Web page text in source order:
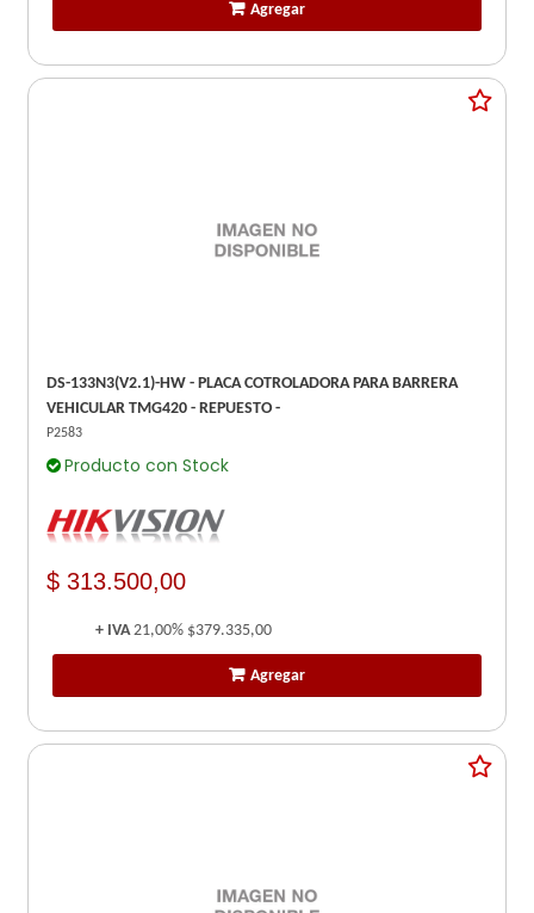
Agregar
DS-133N3(V2.1)-HW - PLACA COTROLADORA PARA BARRERA
VEHICULAR TMG420 - REPUESTO -
P2583
Producto con Stock
$ 313.500,00
+ IVA21,00% $379.335,00
Agregar